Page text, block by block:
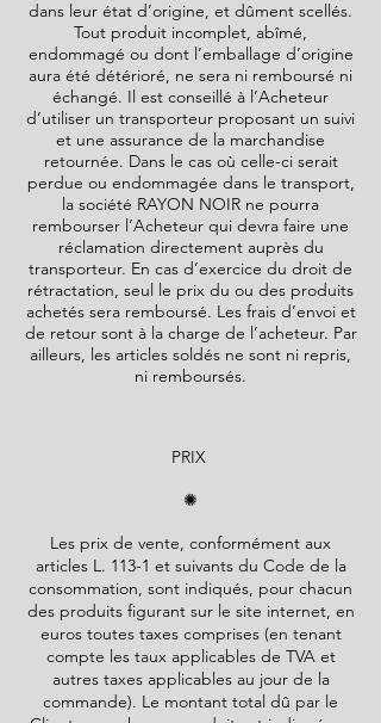
dans leur état d’origine, et dûment scellés.
Tout produit incomplet, abîmé,
endommagé ou dont l’emballage d’origine
aura été détérioré, ne sera ni remboursé ni
échangé. Il est conseillé à l’Acheteur
d’utiliser un transporteur proposant un suivi
et une assurance de la marchandise
retournée. Dans le cas où celle-ci serait
perdue ou endommagée dans le transport,
la société RAYON NOIR ne pourra
rembourser l’Acheteur qui devra faire une
réclamation directement auprès du
transporteur. En cas d’exercice du droit de
rétractation, seul le prix du ou des produits
achetés sera remboursé. Les frais d’envoi et
de retour sont à la charge de l’acheteur. Par
ailleurs, les articles soldés ne sont ni repris,
ni remboursés.
PRIX
✺
Les prix de vente, conformément aux
articles L. 113-1 et suivants du Code de la
consommation, sont indiqués, pour chacun
des produits figurant sur le site internet, en
euros toutes taxes comprises (en tenant
compte les taux applicables de TVA et
autres taxes applicables au jour de la
commande). Le montant total dû par le